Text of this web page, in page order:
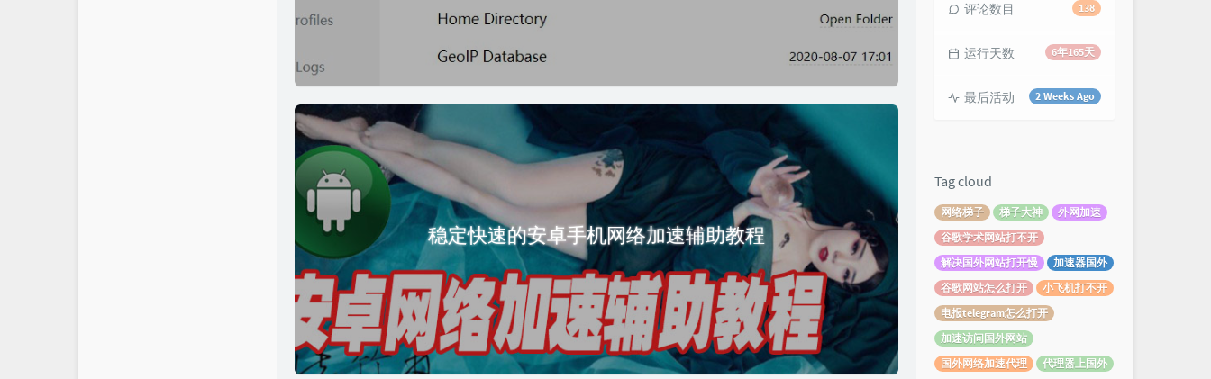
稳定快速的安卓手机网络加速辅助教程
138
评论数目
6年165天
运行天数
2 Weeks Ago
最后活动
Tag cloud
网络梯子 梯子大神
外网加速
谷歌学术网站打不开
解决国外网站打开慢
加速器国外
谷歌网站怎么打开
小飞机打不开
电报telegram怎么打开
加速访问国外网站
国外网络加速代理
代理器上国外